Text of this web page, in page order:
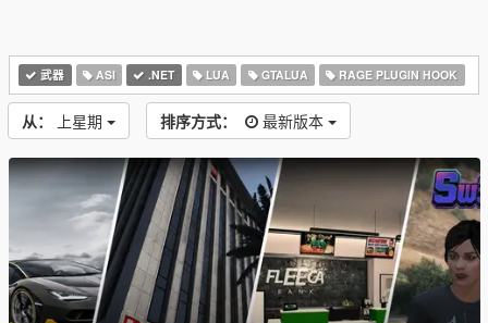
武器 ASI .NET LUA GTALUA RAGE PLUGIN HOOK
从： 上星期 排序方式： 最新版本